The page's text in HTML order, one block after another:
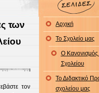
των
τον
Αρχική
Το Σχολείο μας
Ο Κανονισμός
Σχολείου
Το Διδακτικό
σχολείου μας